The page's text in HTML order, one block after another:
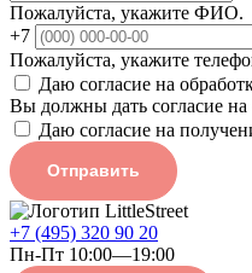
Пожалуйста, укажите ФИО.
+7
Пожалуйста, укажите
Даю согласие на
Вы должны дать согласие
Даю согласие на
Отправить
+7 (495) 320 90 20
Пн-Пт 10:00—19:00